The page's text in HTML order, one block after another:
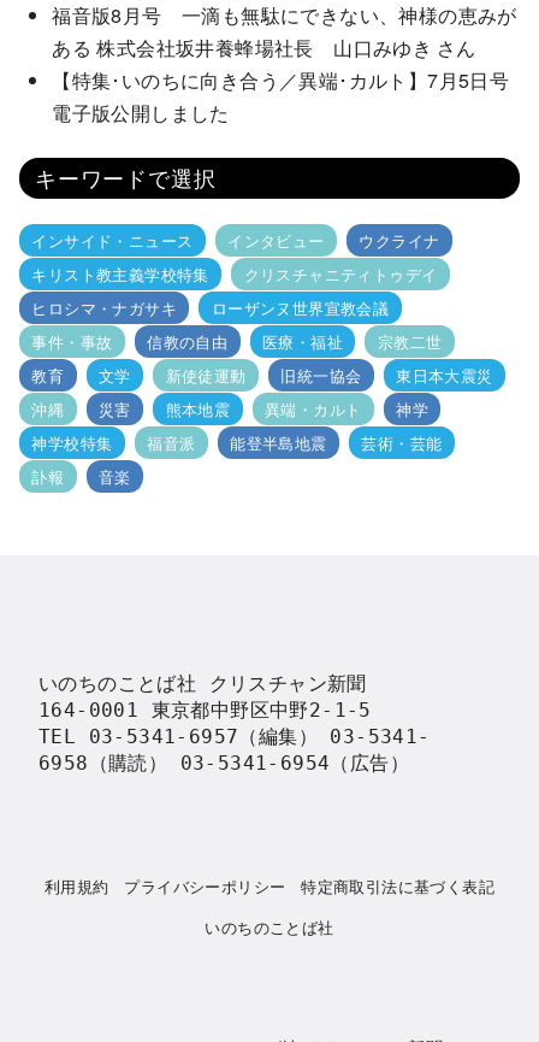
福音版8月号 一滴も無駄にできない、神様の恵みが
ある 株式会社坂井養蜂場社長 山口みゆき さん
【特集･いのちに向き合う／異端･カルト】7月5日号
電子版公開しました
キーワードで選択
インサイド・ニュース インタビュー
ウクライナ
キリスト教主義学校特集
クリスチャニティトゥデイ
ヒロシマ・ナガサキ
ローザンヌ世界宣教会議
事件・事故
信教の自由 医療・福祉
宗教二世
教育
文学 新使徒運動 旧統一協会
東日本大震災
沖縄
災害 熊本地震 異端・カルト
神学
神学校特集
福音派 能登半島地震
芸術・芸能
訃報
音楽
いのちのことば社 クリスチャン新聞
164-0001 東京都中野区中野2-1-5
TEL 03-5341-6957（編集） 03-5341-
6958（購読） 03-5341-6954（広告）
利用規約 プライバシーポリシー
特定商取引法に基づく表記
いのちのことば社